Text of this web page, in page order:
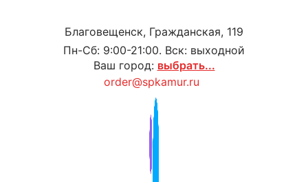
Благовещенск, Гражданская, 119
Пн-Сб: 9:00-21:00. Вск: выходной
Ваш город: выбрать...
order@spkamur.ru